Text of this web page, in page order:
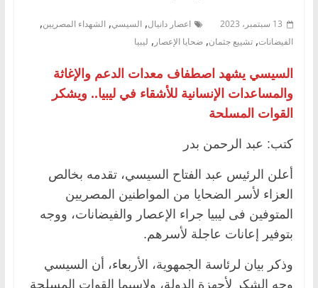
13 سبتمبر، 2023 اعصار دانيال, السيسي, الشهداء المصريين,
الفيضانات, تشييع جثمان, ضحايا الإعصار , ليبيا
السيسي يشهد اصطفاف معدات الدعم والإغاثة
والمساعدات الإنسانية للأشقاء في ليبيا.. ويشكر
القوات المسلحة
كتب: عبد الرحمن بدر
أعلن الرئيس عبد الفتاح السيسي، تقدمه بخالص
العزاء لأسر الضحايا من المواطنين المصريين
المتوفين فى ليبيا جراء الإعصار والفيضانات، ووجه
بتوفير إعانات عاجلة لأسرهم.
وذكر بيان لرئاسة الجمهوية، الأربعاء، أن السيسي
وجه الشكر لأجهزة الدولة، ولاسيما القوات المسلحة